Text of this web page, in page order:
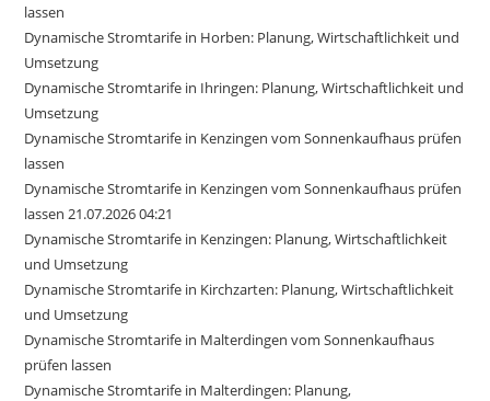
lassen
Dynamische Stromtarife in Horben: Planung, Wirtschaftlichkeit und
Umsetzung
Dynamische Stromtarife in Ihringen: Planung, Wirtschaftlichkeit und
Umsetzung
Dynamische Stromtarife in Kenzingen vom Sonnenkaufhaus prüfen
lassen
Dynamische Stromtarife in Kenzingen vom Sonnenkaufhaus prüfen
lassen 21.07.2026 04:21
Dynamische Stromtarife in Kenzingen: Planung, Wirtschaftlichkeit
und Umsetzung
Dynamische Stromtarife in Kirchzarten: Planung, Wirtschaftlichkeit
und Umsetzung
Dynamische Stromtarife in Malterdingen vom Sonnenkaufhaus
prüfen lassen
Dynamische Stromtarife in Malterdingen: Planung,